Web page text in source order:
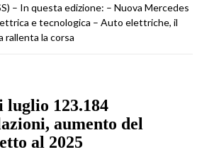
– In questa edizione: – Nuova Mercedes
e tecnologica – Auto elettriche, il
rallenta la corsa
luglio 123.184
aumento del
al 2025